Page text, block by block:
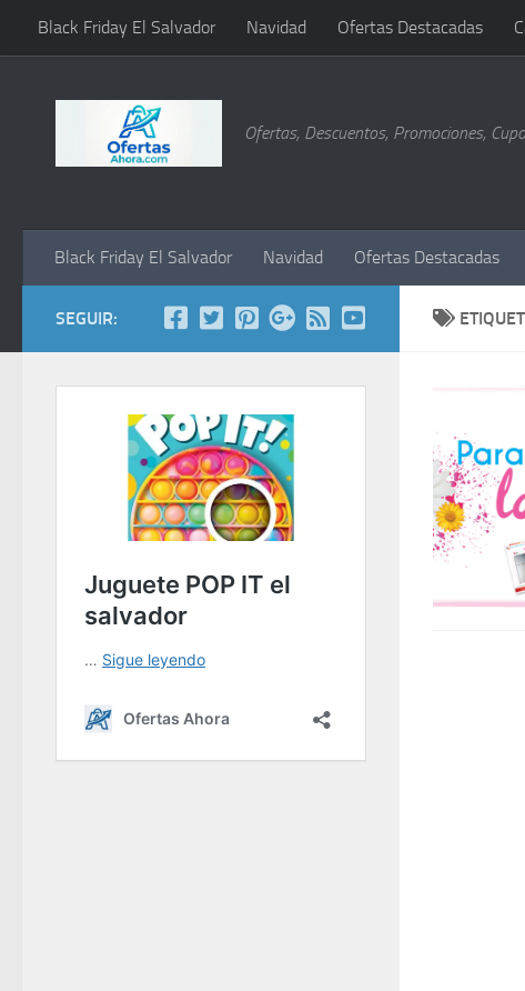
Saltar al contenido
Black Friday El Salvador Navidad Ofertas Destacadas
Ofertas, Descuentos, Promociones,
Black Friday El Salvador Navidad Ofertas Destacadas
SEGUIR: